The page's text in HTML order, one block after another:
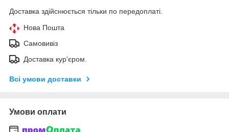
Доставка здійснюється тільки по передоплаті.
Нова Пошта
Самовивіз
Доставка кур'єром.
Всі умови доставки
Умови оплати